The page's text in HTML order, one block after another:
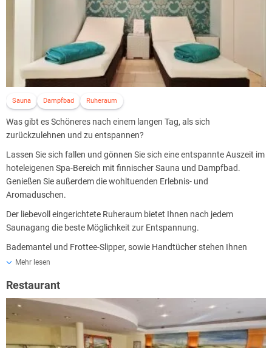
Sauna Dampfbad Ruheraum
Was gibt es Schöneres nach einem langen Tag, als sich
zurückzulehnen und zu entspannen?
Lassen Sie sich fallen und gönnen Sie sich eine entspannte Auszeit im
hoteleigenen Spa-Bereich mit finnischer Sauna und Dampfbad.
Genießen Sie außerdem die wohltuenden Erlebnis- und
Aromaduschen.
Der liebevoll eingerichtete Ruheraum bietet Ihnen nach jedem
Saunagang die beste Möglichkeit zur Entspannung.
Bademantel und Frottee-Slipper, sowie Handtücher stehen Ihnen
kostenfrei zur Verfügung.
Mehr lesen
Restaurant